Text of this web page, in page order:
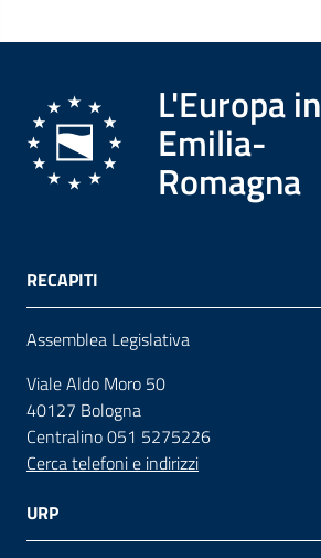
L'Europa in
Emilia-
Romagna
RECAPITI
Assemblea Legislativa
Viale Aldo Moro 50
40127 Bologna
Centralino 051 5275226
Cerca telefoni e indirizzi
URP